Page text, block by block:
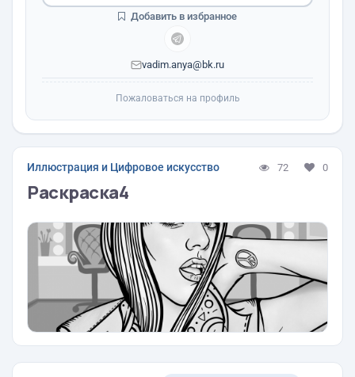
vadim.anya@bk.ru
Добавить в избранное
Пожаловаться на профиль
Иллюстрация и Цифровое искусство 72 0
Раскраска4